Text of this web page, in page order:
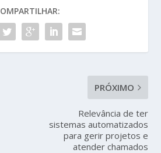
PRÓXIMO
Relevância de ter
sistemas automatizados
para gerir projetos e
atender chamados